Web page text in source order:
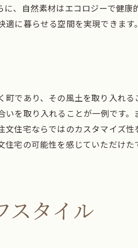
、自然素材はエコロジーで健康
に暮らせる空間を実現できます
であり、その風土を取り入れる
を取り入れることが一例です。
住宅ならではのカスタマイズ性
宅の可能性を感じていただけた
スタイル